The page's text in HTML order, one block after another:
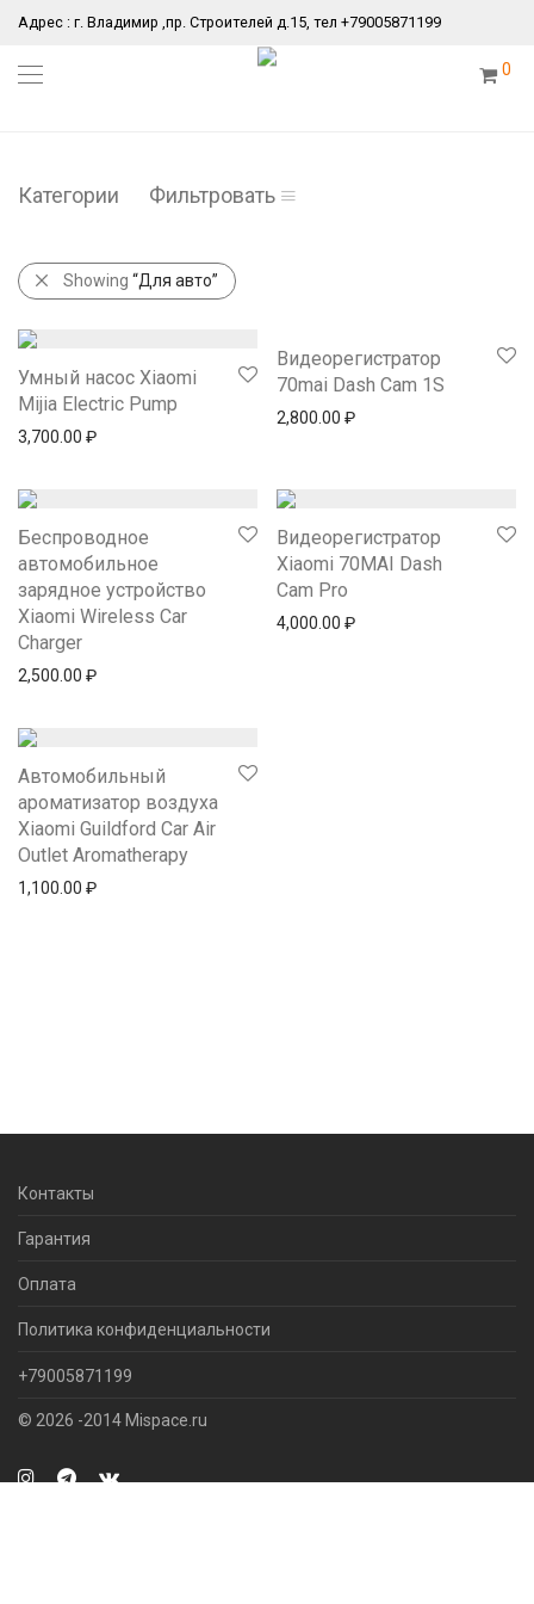
Адрес : г. Владимир ,пр. Строителей д.15, тел +79005871199
0
Категории Фильтровать
Showing “Для авто”
Умный насос Xiaomi
Mijia Electric Pump
3,700.00 ₽
Видеорегистратор
70mai Dash Cam 1S
2,800.00 ₽
Беспроводное
автомобильное
зарядное устройство
Xiaomi Wireless Car
Charger
2,500.00 ₽
Видеорегистратор
Xiaomi 70MAI Dash
Cam Pro
4,000.00 ₽
Автомобильный
ароматизатор воздуха
Xiaomi Guildford Car Air
Outlet Aromatherapy
1,100.00 ₽
Контакты
Гарантия
Оплата
Политика конфиденциальности
+79005871199
© 2026 -2014 Mispace.ru